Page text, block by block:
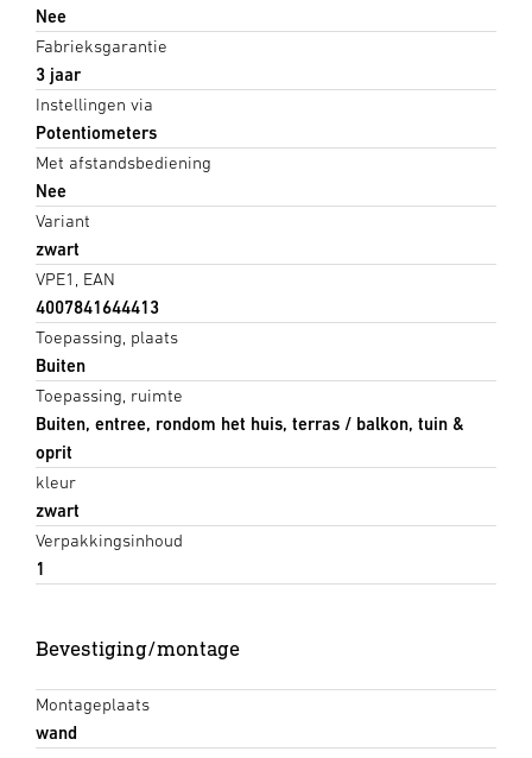
Nee
Fabrieksgarantie
3 jaar
Instellingen via
Potentiometers
Met afstandsbediening
Nee
Variant
zwart
VPE1, EAN
4007841644413
Toepassing, plaats
Buiten
Toepassing, ruimte
Buiten, entree, rondom het huis, terras / balkon, tuin &
oprit
kleur
zwart
Verpakkingsinhoud
1
Bevestiging/montage
Montageplaats
wand